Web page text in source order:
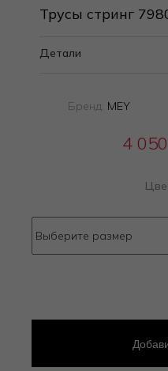
Трусы стринг
Детали
Бренд: MEY
4 050